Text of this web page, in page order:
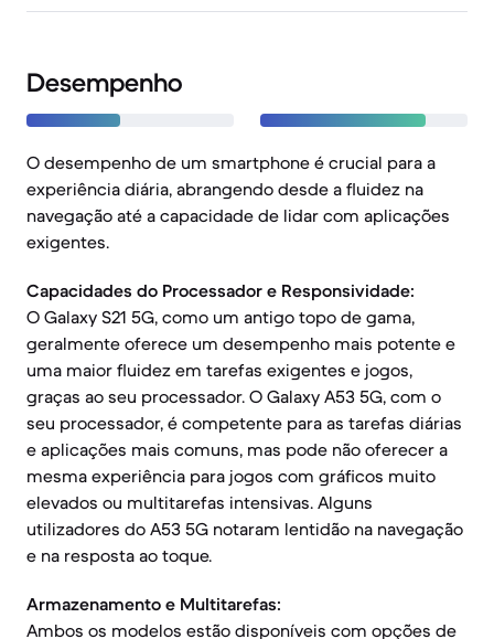
Desempenho
O desempenho de um smartphone é crucial para a
experiência diária, abrangendo desde a fluidez na
navegação até a capacidade de lidar com aplicações
exigentes.
Capacidades do Processador e Responsividade:
O Galaxy S21 5G, como um antigo topo de gama,
geralmente oferece um desempenho mais potente e
uma maior fluidez em tarefas exigentes e jogos,
graças ao seu processador. O Galaxy A53 5G, com o
seu processador, é competente para as tarefas diárias
e aplicações mais comuns, mas pode não oferecer a
mesma experiência para jogos com gráficos muito
elevados ou multitarefas intensivas. Alguns
utilizadores do A53 5G notaram lentidão na navegação
e na resposta ao toque.
Armazenamento e Multitarefas:
Ambos os modelos estão disponíveis com opções de